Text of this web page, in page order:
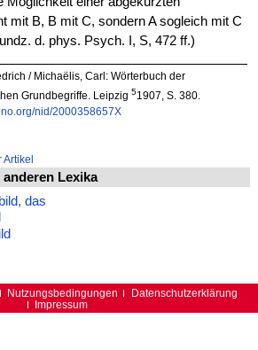
mit B, B mit C, sondern A sogleich mit C
d. phys. Psych. I, S, 472 ff.)
/ Michaëlis, Carl: Wörterbuch der
Grundbegriffe. Leipzig 51907, S. 380.
nid/2000358657X
Artikel
Lexika
das
Nutzungsbedingungen
Datenschutzerklärung
Impressum